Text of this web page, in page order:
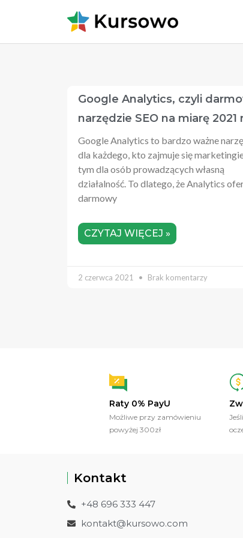
Google Analytics, czyli
narzędzie SEO na miarę 2021
Google Analytics to bardzo ważne
dla każdego, kto zajmuje się
tym dla osób prowadzących własną
działalność. To dlatego, że Analytics
darmowy
CZYTAJ WIĘCEJ »
2 czerwca 2021 Brak komentarzy
Raty 0% PayU
Możliwe przy zamówieniu
powyżej 300zł
Kontakt
+48 696 333 447
kontakt@kursowo.com